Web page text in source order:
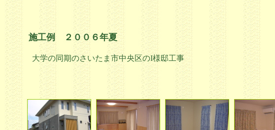
施工例 ２００６年夏
大学の同期のさいたま市中央区のI様邸工事